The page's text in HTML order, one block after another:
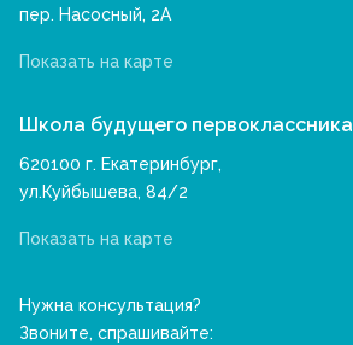
пер. Насосный, 2А
Показать на карте
Школа будущего первоклассника
620100 г. Екатеринбург,
ул.Куйбышева, 84/2
Показать на карте
Нужна консультация?
Звоните, спрашивайте: